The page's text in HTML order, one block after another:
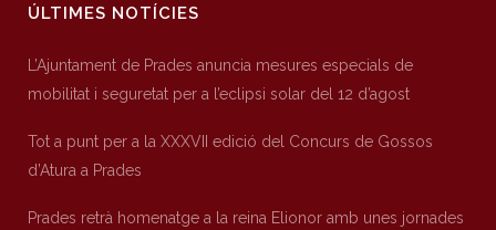
ÚLTIMES NOTÍCIES
L’Ajuntament de Prades anuncia mesures especials de
mobilitat i seguretat per a l’eclipsi solar del 12 d’agost
Tot a punt per a la XXXVII edició del Concurs de Gossos
d’Atura a Prades
Prades retrà homenatge a la reina Elionor amb unes jornades